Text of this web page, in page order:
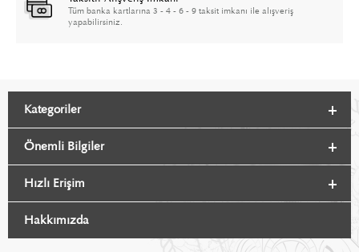
Tüm banka kartlarına 3 - 4 - 6 - 9 taksit imkanı ile alışveriş
yapabilirsiniz.
Kategoriler
Önemli Bilgiler
Hızlı Erişim
Hakkımızda